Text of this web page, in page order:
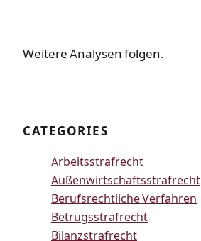
Weitere Analysen folgen.
CATEGORIES
Arbeitsstrafrecht
Außenwirtschaftsstrafrecht
Berufsrechtliche Verfahren
Betrugsstrafrecht
Bilanzstrafrecht